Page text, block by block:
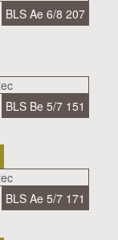
BLS Ae 6/8 207
BLS Be 5/7 151
BLS Ae 5/7 171